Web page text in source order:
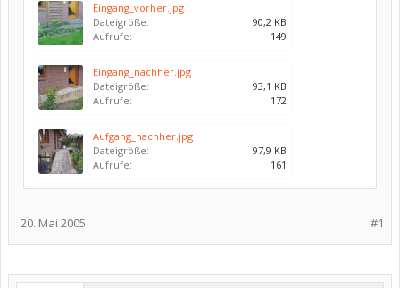
Eingang_vorher.jpg
Dateigröße:
90,2 KB
Aufrufe:
149
Eingang_nachher.jpg
Dateigröße:
93,1 KB
Aufrufe:
172
Aufgang_nachher.jpg
Dateigröße:
97,9 KB
Aufrufe:
161
#1
20. Mai 2005